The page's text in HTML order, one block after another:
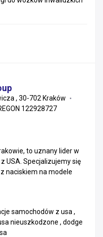
, 30-702 Kraków
122928727
to uznany lider w
USA. Specjalizujemy się
naciskiem na modele
samochodów z usa ,
nieuszkodzone , dodge